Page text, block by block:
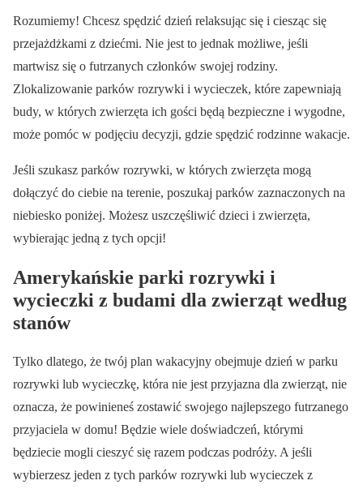
Rozumiemy! Chcesz spędzić dzień relaksując się i ciesząc się
przejażdżkami z dziećmi. Nie jest to jednak możliwe, jeśli
martwisz się o futrzanych członków swojej rodziny.
Zlokalizowanie parków rozrywki i wycieczek, które zapewniają
budy, w których zwierzęta ich gości będą bezpieczne i wygodne,
może pomóc w podjęciu decyzji, gdzie spędzić rodzinne wakacje.
Jeśli szukasz parków rozrywki, w których zwierzęta mogą
dołączyć do ciebie na terenie, poszukaj parków zaznaczonych na
niebiesko poniżej. Możesz uszczęśliwić dzieci i zwierzęta,
wybierając jedną z tych opcji!
Amerykańskie parki rozrywki i
wycieczki z budami dla zwierząt według
stanów
Tylko dlatego, że twój plan wakacyjny obejmuje dzień w parku
rozrywki lub wycieczkę, która nie jest przyjazna dla zwierząt, nie
oznacza, że powinieneś zostawić swojego najlepszego futrzanego
przyjaciela w domu! Będzie wiele doświadczeń, którymi
będziecie mogli cieszyć się razem podczas podróży. A jeśli
wybierzesz jeden z tych parków rozrywki lub wycieczek z